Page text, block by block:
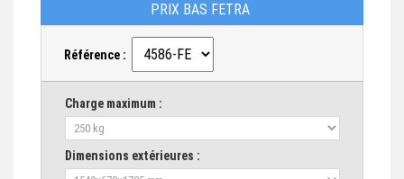
PRIX BAS FETRA
Référence :
Charge maximum :
Dimensions extérieures :